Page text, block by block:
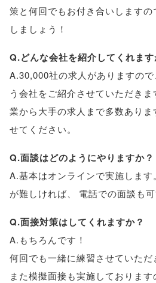
策と何回でもお付き合いします
しましょう！
Q.どんな会社を紹介してくれます
A.30,000社の求人がありますので
う会社をご紹介させていただきま
業から大手の求人まで多数ありま
せてください。
Q.面談はどのようにやりますか？
A.基本はオンラインで実施します。
が難しければ、 電話での面談も可
Q.面接対策はしてくれますか？
A.もちろんです！
何回でも一緒に練習させていただ
また模擬面接も実施しております